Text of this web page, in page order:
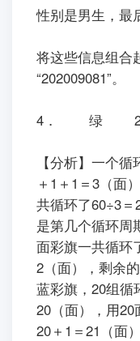
性别是男生，最
将这些信息组合
“202009081”。
4． 绿
【分析】一个
＋1＋1＝3（面
共循环了60÷3
是第几个循环周
面彩旗一共循
2（面），剩余
蓝彩旗，20组循
20（面），用
20＋1＝21（面